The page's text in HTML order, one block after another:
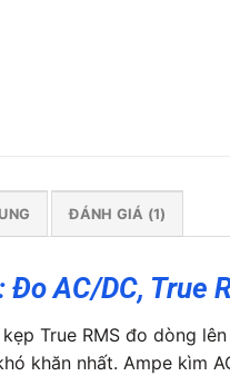
ĐÁNH GIÁ (1)
AC/DC, True
True RMS đo dòng
khăn nhất. Ampe kìm